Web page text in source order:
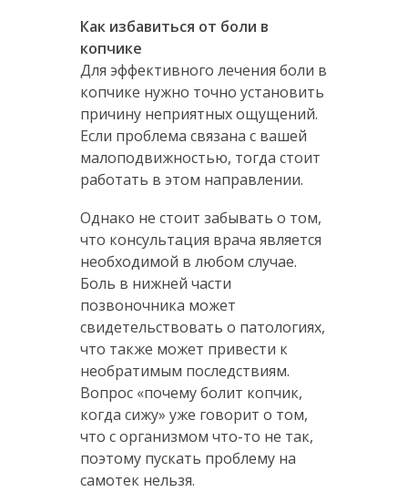
Как избавиться от боли в
копчике
Для эффективного лечения боли в
копчике нужно точно установить
причину неприятных ощущений.
Если проблема связана с вашей
малоподвижностью, тогда стоит
работать в этом направлении.
Однако не стоит забывать о том,
что консультация врача является
необходимой в любом случае.
Боль в нижней части
позвоночника может
свидетельствовать о патологиях,
что также может привести к
необратимым последствиям.
Вопрос «почему болит копчик,
когда сижу» уже говорит о том,
что с организмом что-то не так,
поэтому пускать проблему на
самотек нельзя.